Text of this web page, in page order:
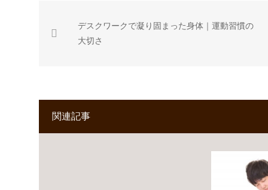
デスクワークで凝り固まった身体｜運動習慣の
大切さ
関連記事